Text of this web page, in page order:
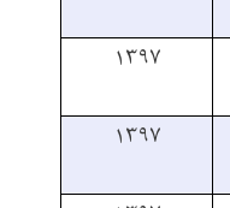
۱۳۹۷
۱۳۹۷